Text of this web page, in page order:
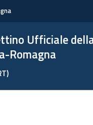
Ufficiale
Romagna